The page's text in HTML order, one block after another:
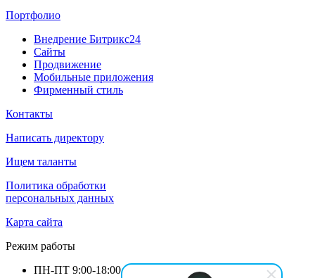
Портфолио
Внедрение Битрикс24
Сайты
Продвижение
Мобильные приложения
Фирменный стиль
Контакты
Написать директору
Ищем таланты
Политика обработки
персональных данных
Карта сайта
Режим работы
ПН-ПТ 9:00-18:00